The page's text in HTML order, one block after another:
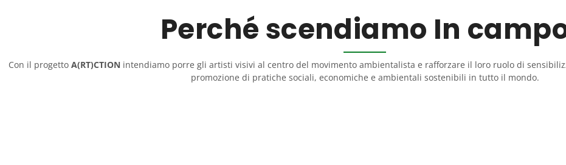
Perché scendiamo In
Con il progetto A(RT)CTION intendiamo porre gli artisti visivi al centro del movimento ambientalista e rafforzare il loro ruolo di
promozione di pratiche sociali, economiche e ambientali sostenibili in tutto il mondo.